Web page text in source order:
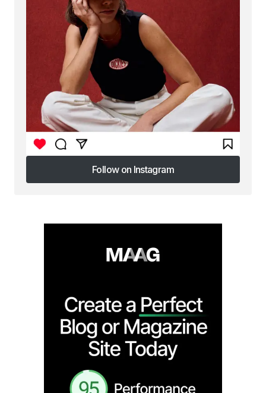
Follow on Instagram
Follow on Instagram